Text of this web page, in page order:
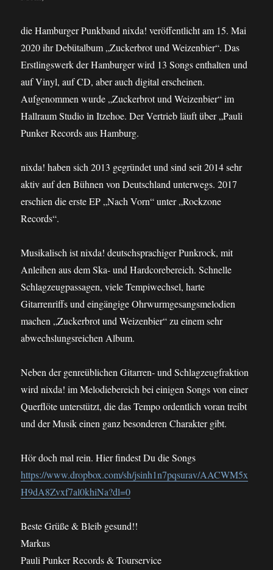
die Hamburger Punkband nixda! veröffentlicht am 15. Mai
2020 ihr Debütalbum „Zuckerbrot und Weizenbier“. Das
Erstlingswerk der Hamburger wird 13 Songs enthalten und
auf Vinyl, auf CD, aber auch digital erscheinen.
Aufgenommen wurde „Zuckerbrot und Weizenbier“ im
Hallraum Studio in Itzehoe. Der Vertrieb läuft über „Pauli
Punker Records aus Hamburg.
nixda! haben sich 2013 gegründet und sind seit 2014 sehr
aktiv auf den Bühnen von Deutschland unterwegs. 2017
erschien die erste EP „Nach Vorn“ unter „Rockzone
Records“.
Musikalisch ist nixda! deutschsprachiger Punkrock, mit
Anleihen aus dem Ska- und Hardcorebereich. Schnelle
Schlagzeugpassagen, viele Tempiwechsel, harte
Gitarrenriffs und eingängige Ohrwurmgesangsmelodien
machen „Zuckerbrot und Weizenbier“ zu einem sehr
abwechslungsreichen Album.
Neben der genreüblichen Gitarren- und Schlagzeugfraktion
wird nixda! im Melodiebereich bei einigen Songs von einer
Querflöte unterstützt, die das Tempo ordentlich voran treibt
und der Musik einen ganz besonderen Charakter gibt.
Hör doch mal rein. Hier findest Du die Songs
https://www.dropbox.com/sh/jsinh1n7pqsurav/AACWM5x
H9dA8Zvxf7al0khiNa?dl=0
Beste Grüße & Bleib gesund!!
Markus
Pauli Punker Records & Tourservice